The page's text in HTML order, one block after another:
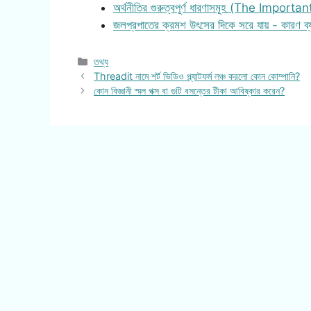
অর্থনীতির গুরুত্বপূর্ণ ধারণাসমূহ (The
জলপ্রপাতের ক্রমশ উৎসের দিকে সরে যায় - কারণ
Categories
তথ্য
Threadit নামে শর্ট ভিডিও প্ল্যাটফর্ম লঞ্চ করলো কোন কোম্পানি?
কোন বিজ্ঞানী স্মল পক্স বা গুটি বসন্তের টীকা আবিষ্কার করেন?